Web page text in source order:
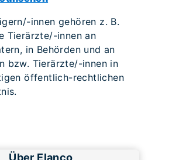
innen gehören z. B.
Tierärzte/-innen an
in Behörden und an
bzw. Tierärzte/-innen in
öffentlich-rechtlichen
Über Elanco